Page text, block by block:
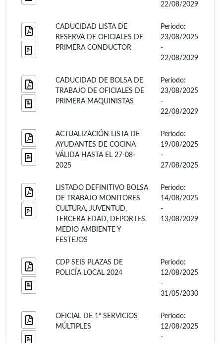
22/08/2029
CADUCIDAD LISTA DE
RESERVA DE OFICIALES DE
PRIMERA CONDUCTOR
Periodo:
23/08/2025
-
22/08/2029
CADUCIDAD DE BOLSA DE
TRABAJO DE OFICIALES DE
PRIMERA MAQUINISTAS
Periodo:
23/08/2025
-
22/08/2029
ACTUALIZACIÓN LISTA DE
AYUDANTES DE COCINA
VÁLIDA HASTA EL 27-08-
2025
Periodo:
19/08/2025
-
27/08/2025
LISTADO DEFINITIVO BOLSA
DE TRABAJO MONITORES
CULTURA, JUVENTUD,
TERCERA EDAD, DEPORTES,
MEDIO AMBIENTE Y
FESTEJOS
Periodo:
14/08/2025
-
13/08/2029
CDP SEIS PLAZAS DE
POLICÍA LOCAL 2024
Periodo:
12/08/2025
-
31/05/2030
OFICIAL DE 1ª SERVICIOS
MÚLTIPLES
Periodo:
12/08/2025
-